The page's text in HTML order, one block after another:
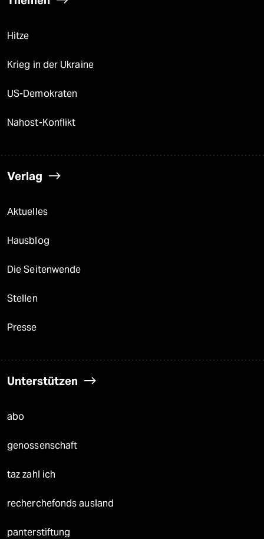
Hitze
Krieg in der Ukraine
US-Demokraten
Nahost-Konflikt
Verlag
Aktuelles
Hausblog
Die Seitenwende
Stellen
Presse
Unterstützen
abo
genossenschaft
taz zahl ich
recherchefonds ausland
panterstiftung